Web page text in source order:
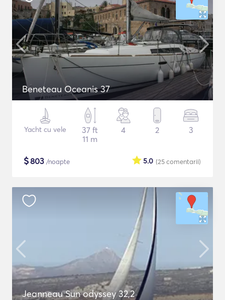
Beneteau Oceanis 37
Yacht cu vele
37 ft
11 m
4 2 3
$803 /noapte (25comentarii)
5.0
Jeanneau Sun odyssey 32,2